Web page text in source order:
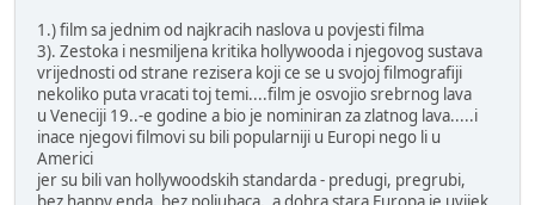
1.) film sa jednim od najkracih naslova u povjesti filma
3). Zestoka i nesmiljena kritika hollywooda i njegovog sustava
vrijednosti od strane rezisera koji ce se u svojoj filmografiji
nekoliko puta vracati toj temi....film je osvojio srebrnog lava
u Veneciji 19..-e godine a bio je nominiran za zlatnog lava.....i
inace njegovi filmovi su bili popularniji u Europi nego li u
Americi
jer su bili van hollywoodskih standarda - predugi, pregrubi,